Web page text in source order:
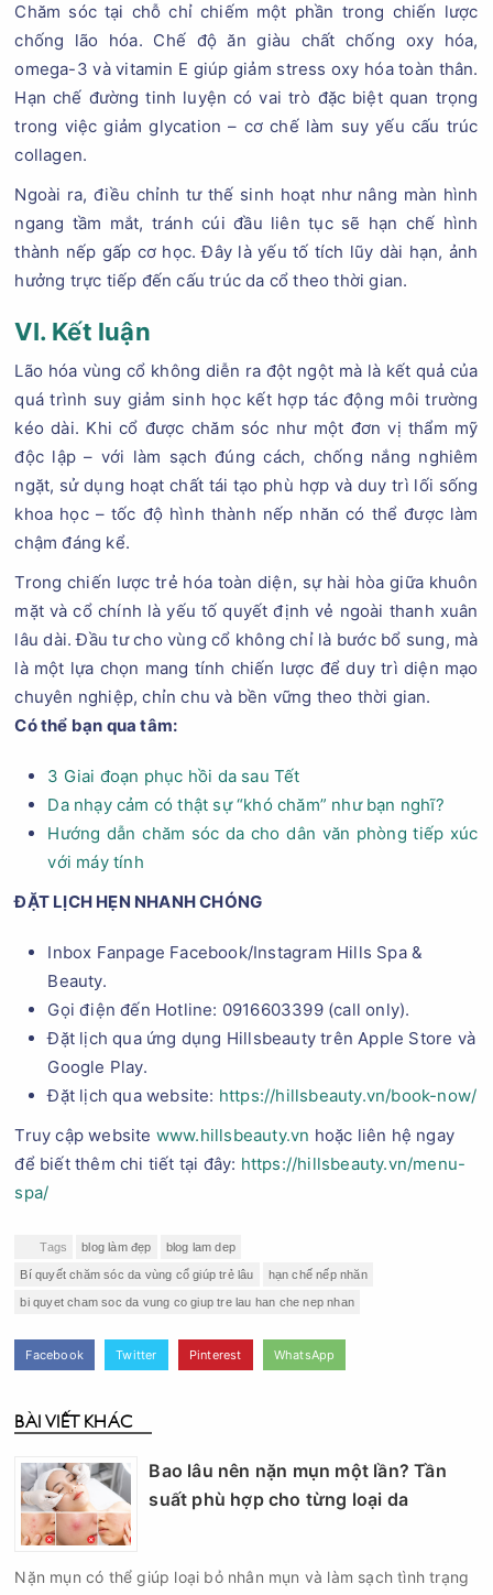
Chăm sóc tại chỗ chỉ chiếm một phần trong chiến lược
chống lão hóa. Chế độ ăn giàu chất chống oxy hóa,
omega-3 và vitamin E giúp giảm stress oxy hóa toàn thân.
Hạn chế đường tinh luyện có vai trò đặc biệt quan trọng
trong việc giảm glycation – cơ chế làm suy yếu cấu trúc
collagen.
Ngoài ra, điều chỉnh tư thế sinh hoạt như nâng màn hình
ngang tầm mắt, tránh cúi đầu liên tục sẽ hạn chế hình
thành nếp gấp cơ học. Đây là yếu tố tích lũy dài hạn, ảnh
hưởng trực tiếp đến cấu trúc da cổ theo thời gian.
VI. Kết luận
Lão hóa vùng cổ không diễn ra đột ngột mà là kết quả của
quá trình suy giảm sinh học kết hợp tác động môi trường
kéo dài. Khi cổ được chăm sóc như một đơn vị thẩm mỹ
độc lập – với làm sạch đúng cách, chống nắng nghiêm
ngặt, sử dụng hoạt chất tái tạo phù hợp và duy trì lối sống
khoa học – tốc độ hình thành nếp nhăn có thể được làm
chậm đáng kể.
Trong chiến lược trẻ hóa toàn diện, sự hài hòa giữa khuôn
mặt và cổ chính là yếu tố quyết định vẻ ngoài thanh xuân
lâu dài. Đầu tư cho vùng cổ không chỉ là bước bổ sung, mà
là một lựa chọn mang tính chiến lược để duy trì diện mạo
chuyên nghiệp, chỉn chu và bền vững theo thời gian.
Có thể bạn qua tâm:
3 Giai đoạn phục hồi da sau Tết
Da nhạy cảm có thật sự “khó chăm” như bạn nghĩ?
Hướng dẫn chăm sóc da cho dân văn phòng tiếp xúc
với máy tính
ĐẶT LỊCH HẸN NHANH CHÓNG
Inbox Fanpage Facebook/Instagram Hills Spa &
Beauty.
Gọi điện đến Hotline: 0916603399 (call only).
Đặt lịch qua ứng dụng Hillsbeauty trên Apple Store và
Google Play.
Đặt lịch qua website: https://hillsbeauty.vn/book-now/
Truy cập website www.hillsbeauty.vn hoặc liên hệ ngay
để biết thêm chi tiết tại đây: https://hillsbeauty.vn/menu-
spa/
Tags blog làm đẹp blog lam dep
Bí quyết chăm sóc da vùng cổ giúp trẻ lâu hạn chế nếp nhăn
bi quyet cham soc da vung co giup tre lau han che nep nhan
Facebook Twitter Pinterest WhatsApp
BÀI VIẾT KHÁC
Bao lâu nên nặn mụn một lần? Tần
suất phù hợp cho từng loại da
Nặn mụn có thể giúp loại bỏ nhân mụn và làm sạch tình trạng